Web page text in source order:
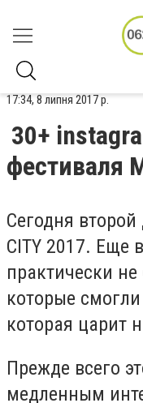
17:34, 8 липня 2017 р.
30+
фестиваля
Сегодня
CITY 2017. Еще
практически
которые
которая царит
Прежде всего
медленным